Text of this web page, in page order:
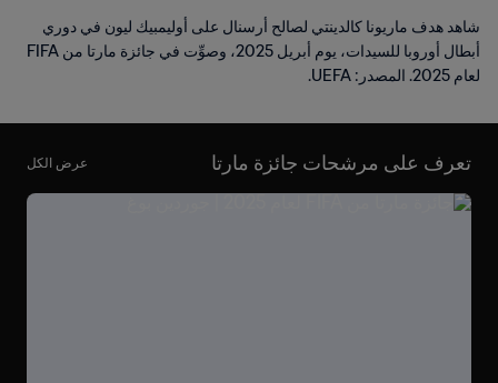
شاهد هدف ماريونا كالدينتي لصالح أرسنال على أوليمبيك ليون في دوري
أبطال أوروبا للسيدات، يوم أبريل 2025، وصوِّت في جائزة مارتا من FIFA
لعام 2025. المصدر: UEFA.
تعرف على مرشحات جائزة مارتا عرض الكل